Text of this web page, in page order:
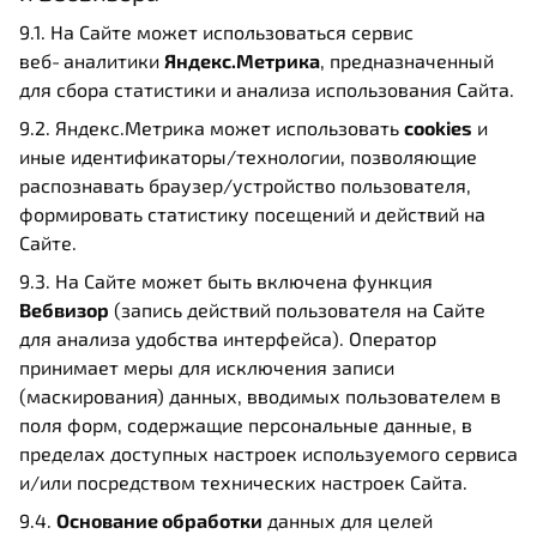
9.1. На Сайте может использоваться сервис
веб‑аналитики Яндекс.Метрика, предназначенный
для сбора статистики и анализа использования Сайта.
9.2. Яндекс.Метрика может использовать cookies и
иные идентификаторы/технологии, позволяющие
распознавать браузер/устройство пользователя,
формировать статистику посещений и действий на
Сайте.
9.3. На Сайте может быть включена функция
Вебвизор (запись действий пользователя на Сайте
для анализа удобства интерфейса). Оператор
принимает меры для исключения записи
(маскирования) данных, вводимых пользователем в
поля форм, содержащие персональные данные, в
пределах доступных настроек используемого сервиса
и/или посредством технических настроек Сайта.
9.4. Основание обработки данных для целей